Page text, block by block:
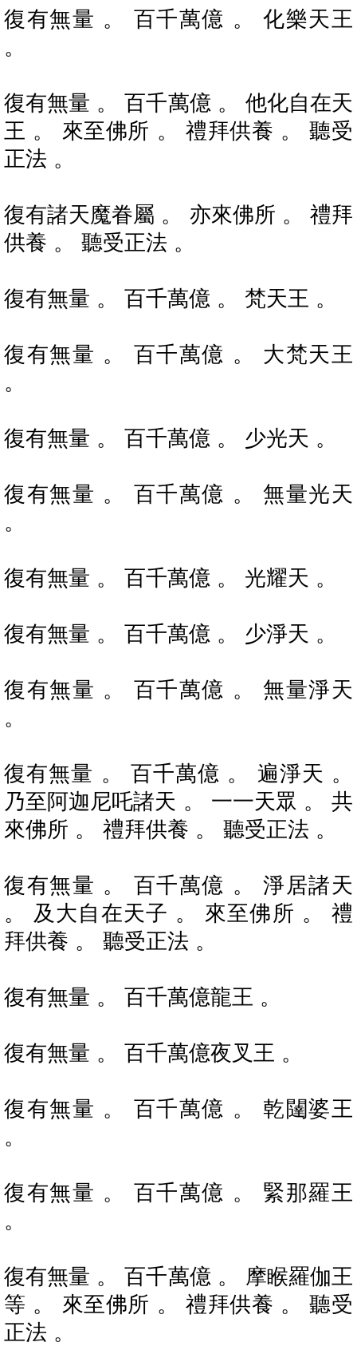
復有無量 。 百千萬億 。 化樂天王
。
復有無量 。 百千萬億 。 他化自在天
王 。 來至佛所 。 禮拜供養 。 聽受
正法 。
復有諸天魔眷屬 。 亦來佛所 。 禮拜
供養 。 聽受正法 。
復有無量 。 百千萬億 。 梵天王 。
復有無量 。 百千萬億 。 大梵天王
。
復有無量 。 百千萬億 。 少光天 。
復有無量 。 百千萬億 。 無量光天
。
復有無量 。 百千萬億 。 光耀天 。
復有無量 。 百千萬億 。 少淨天 。
復有無量 。 百千萬億 。 無量淨天
。
復有無量 。 百千萬億 。 遍淨天 。
乃至阿迦尼吒諸天 。 一一天眾 。 共
來佛所 。 禮拜供養 。 聽受正法 。
復有無量 。 百千萬億 。 淨居諸天
。 及大自在天子 。 來至佛所 。 禮
拜供養 。 聽受正法 。
復有無量 。 百千萬億龍王 。
復有無量 。 百千萬億夜叉王 。
復有無量 。 百千萬億 。 乾闥婆王
。
復有無量 。 百千萬億 。 緊那羅王
。
復有無量 。 百千萬億 。 摩睺羅伽王
等 。 來至佛所 。 禮拜供養 。 聽受
正法 。